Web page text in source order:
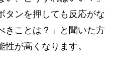
タンを押しても反応がな
きことは？」と聞いた方
が高くなります。